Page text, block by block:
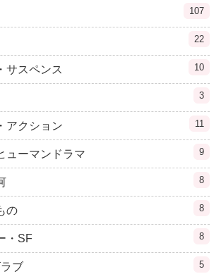
107
22
サスペンス 10
3
アクション 11
ューマンドラマ 9
8
の 8
・SF 8
ブ 5